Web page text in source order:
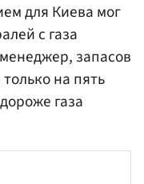
для Киева мог
с газа
запасов
на пять
газа